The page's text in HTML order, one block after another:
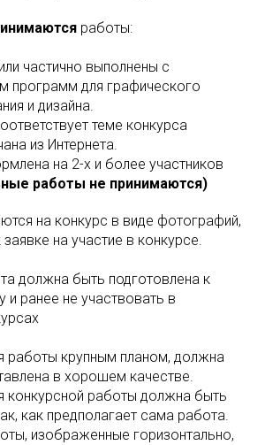
работы:
частично выполнены с
программ для графического
и дизайна.
теме конкурса
из Интернета.
на 2-х и более участников
работы не принимаются)
на конкурс в виде фотографий,
на участие в конкурсе.
должна быть подготовлена к
и ранее не участвовать в
работы крупным планом, должна
в хорошем качестве.
конкурсной работы должна быть
как предполагает сама работа.
изображенные горизонтально,